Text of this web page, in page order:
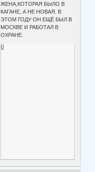
ЖЕНА,КОТОРАЯ БЫЛО В
КАГАНЕ, А НЕ НОВАЯ. В
ЭТОМ ГОДУ ОН ЕЩЁ БЫЛ В
МОСКВЕ И РАБОТАЛ В
ОХРАНЕ.
0